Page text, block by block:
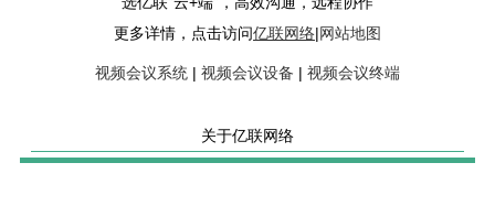
更多详情，点击访问亿联网络|网站地图
视频会议系统 | 视频会议设备 | 视频会议终端
关于亿联网络